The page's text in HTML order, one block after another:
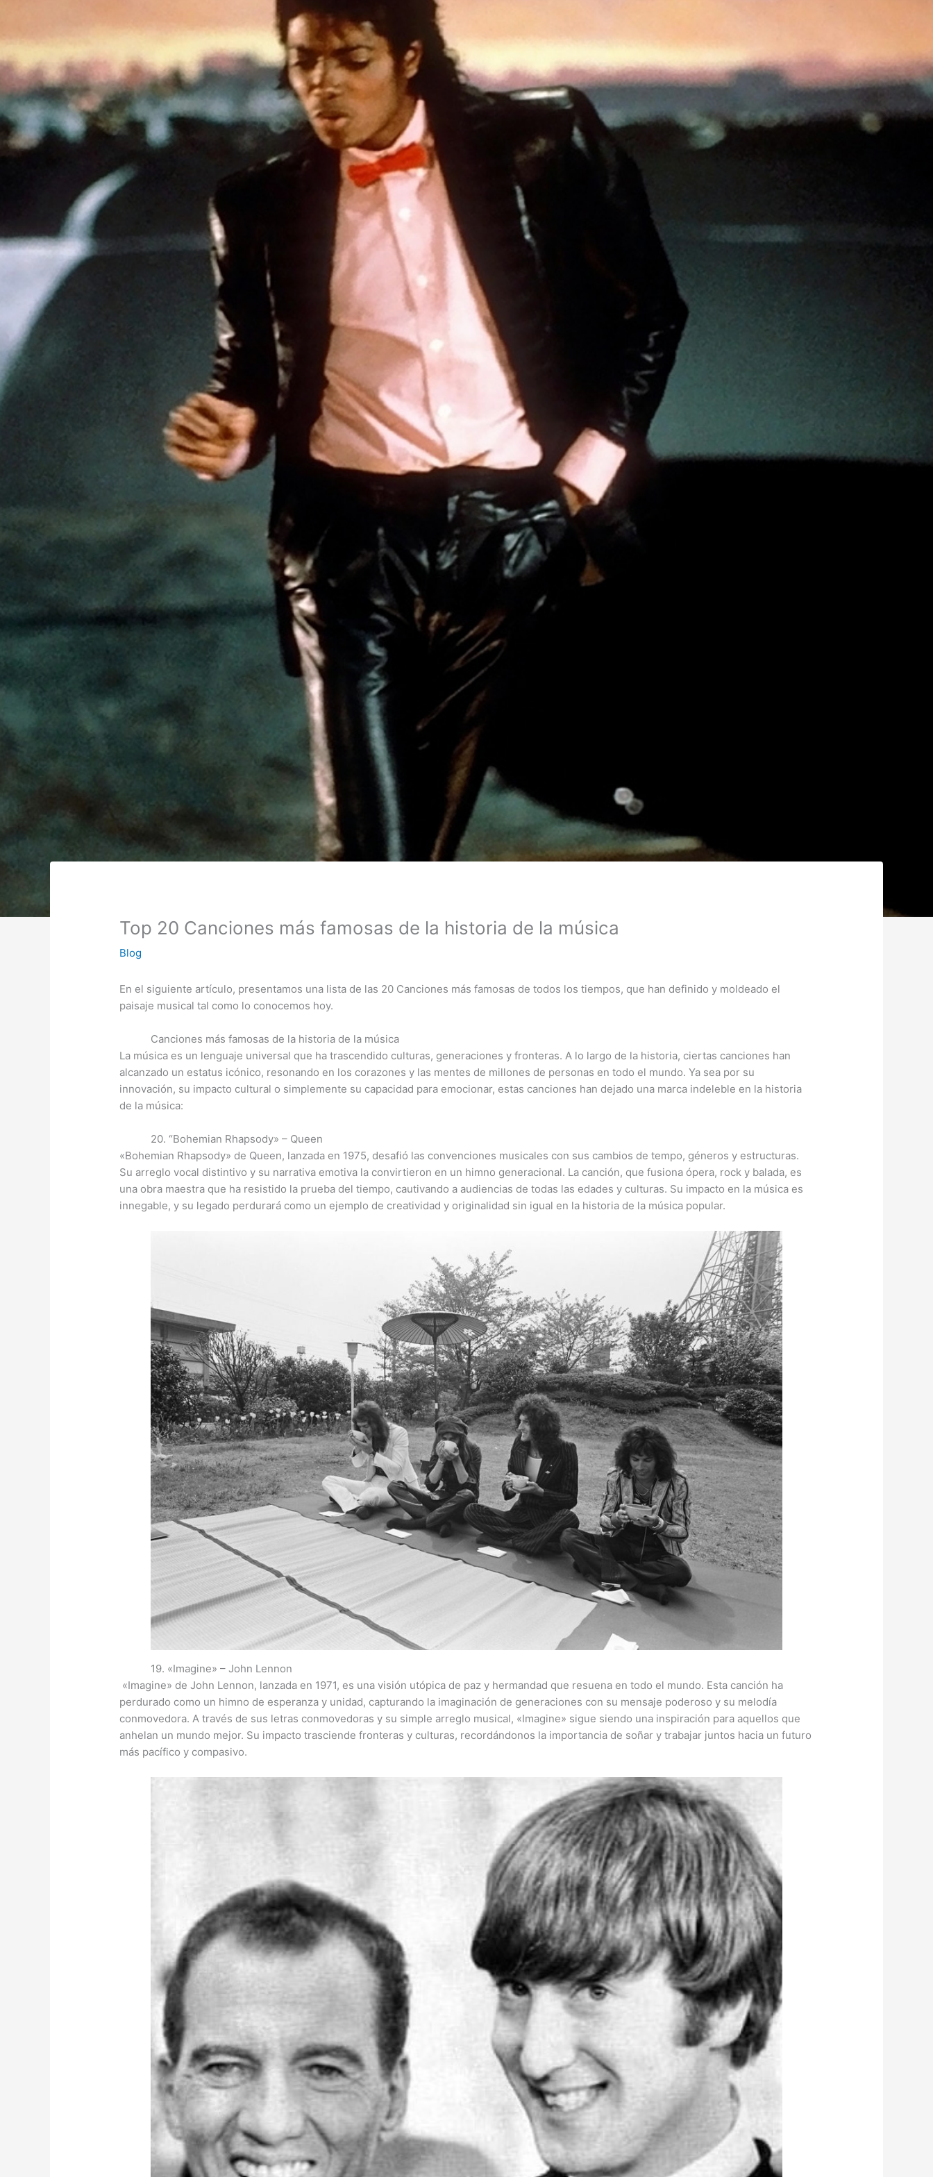
Top 20 Canciones más famosas de la historia de la música
Blog
En el siguiente artículo, presentamos una lista de las 20 Canciones más famosas de todos los tiempos, que han definido y moldeado el
paisaje musical tal como lo conocemos hoy.
Canciones más famosas de la historia de la música
La música es un lenguaje universal que ha trascendido culturas, generaciones y fronteras. A lo largo de la historia, ciertas canciones han
alcanzado un estatus icónico, resonando en los corazones y las mentes de millones de personas en todo el mundo. Ya sea por su
innovación, su impacto cultural o simplemente su capacidad para emocionar, estas canciones han dejado una marca indeleble en la historia
de la música:
20. “Bohemian Rhapsody» – Queen
«Bohemian Rhapsody» de Queen, lanzada en 1975, desafió las convenciones musicales con sus cambios de tempo, géneros y estructuras.
Su arreglo vocal distintivo y su narrativa emotiva la convirtieron en un himno generacional. La canción, que fusiona ópera, rock y balada, es
una obra maestra que ha resistido la prueba del tiempo, cautivando a audiencias de todas las edades y culturas. Su impacto en la música es
innegable, y su legado perdurará como un ejemplo de creatividad y originalidad sin igual en la historia de la música popular.
19. «Imagine» – John Lennon
«Imagine» de John Lennon, lanzada en 1971, es una visión utópica de paz y hermandad que resuena en todo el mundo. Esta canción ha
perdurado como un himno de esperanza y unidad, capturando la imaginación de generaciones con su mensaje poderoso y su melodía
conmovedora. A través de sus letras conmovedoras y su simple arreglo musical, «Imagine» sigue siendo una inspiración para aquellos que
anhelan un mundo mejor. Su impacto trasciende fronteras y culturas, recordándonos la importancia de soñar y trabajar juntos hacia un futuro
más pacífico y compasivo.